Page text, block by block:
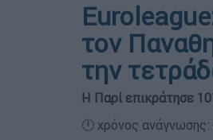
τον
την
Η Παρί επικράτησε
🕛 χρόνος